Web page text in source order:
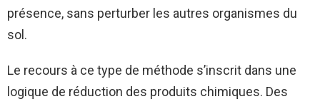
présence, sans perturber les autres organismes du
sol.
Le recours à ce type de méthode s’inscrit dans une
logique de réduction des produits chimiques. Des